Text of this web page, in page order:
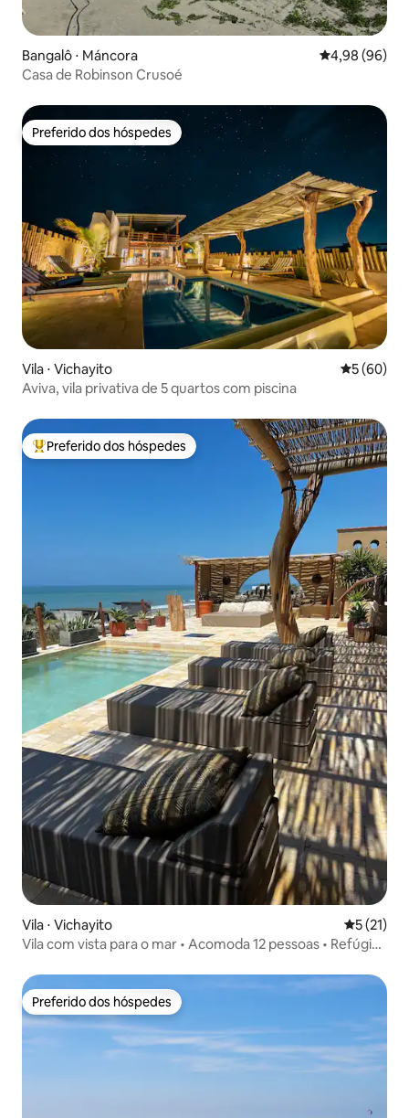
Bangalô ⋅ Máncora 4,98 de uma
4,98 (96)
Casa de Robinson Crusoé
Preferido dos hóspedes
Preferido dos hóspedes
Vila ⋅ Vichayito 5 de uma
5 (60)
Aviva, vila privativa de 5 quartos com piscina
Entre os melhores preferidos dos hóspedes
Preferido dos hóspedes
Vila ⋅ Vichayito 5 de uma
5 (21)
Vila com vista para o mar • Acomoda 12 pessoas • Refúgio
Preferido dos hóspedes
Preferido dos hóspedes